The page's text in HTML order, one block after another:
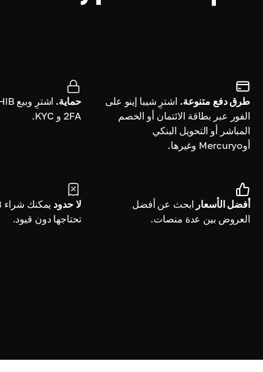
طرق دفع متنوعة. اشترِ شيبا إينو على
الفور عبر بطاقة الائتمان أو الخصم
المباشر أو التحويل البنكي
أوMercuryo وغيرها.
حماية.
2FA و KYC.
أفضل الأسعار ابحث عن أفضل
العروض بين عدة منصات.
لا حدود
تحتاجها دون قيود.